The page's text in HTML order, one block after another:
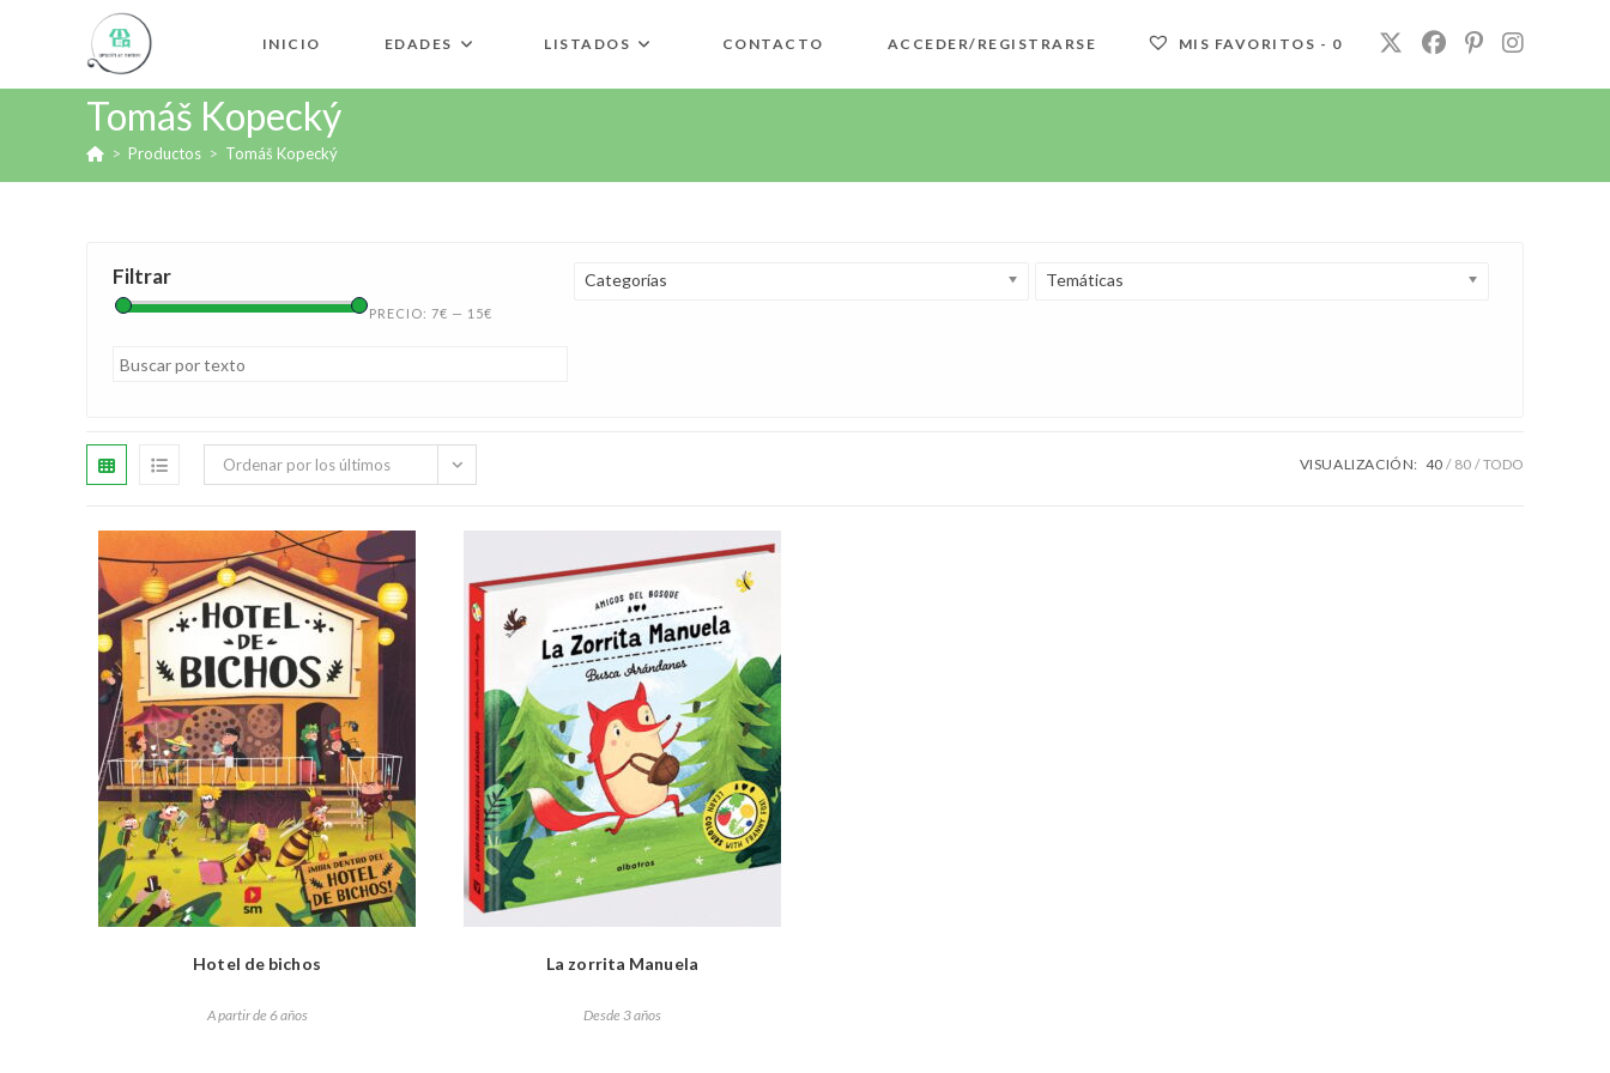
INICIO EDADES LISTADOS CONTACTO ACCEDER/REGISTRARSE MIS FAVORITOS - 0
Tomáš Kopecký
> Productos > Tomáš Kopecký
Filtrar
PRECIO: 7€ — 15€
Categorías Temáticas
Ordenar por los últimos VISUALIZACIÓN: 40 80 TODO
Hotel de bichos
A partir de 6 años
La zorrita Manuela
Desde 3 años